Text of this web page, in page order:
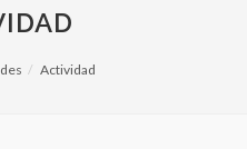
Actividad